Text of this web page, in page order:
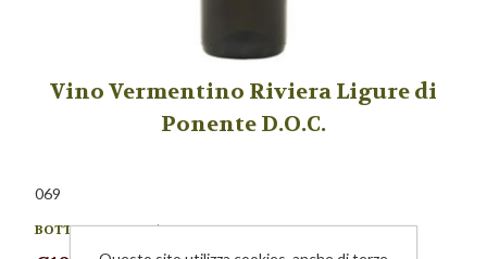
Vino Vermentino Riviera Ligure di
Ponente D.O.C.
069
BOTTIGLIA DA 0,75 LITRI.